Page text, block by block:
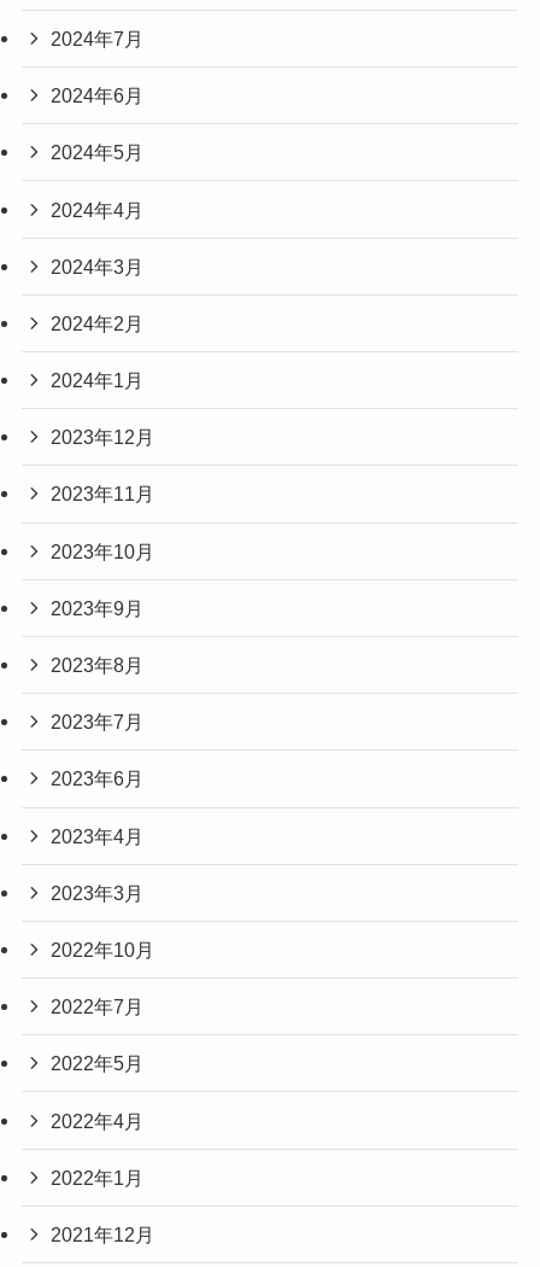
2024年7月
2024年6月
2024年5月
2024年4月
2024年3月
2024年2月
2024年1月
2023年12月
2023年11月
2023年10月
2023年9月
2023年8月
2023年7月
2023年6月
2023年4月
2023年3月
2022年10月
2022年7月
2022年5月
2022年4月
2022年1月
2021年12月